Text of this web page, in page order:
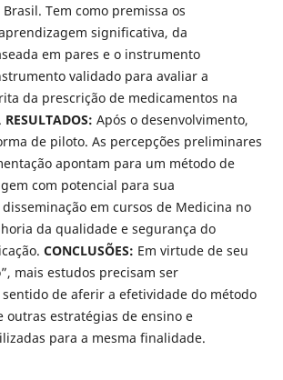
Tem como premissa os
significativa, da
em pares e o instrumento
validado para avaliar a
da prescrição de medicamentos na
RESULTADOS: Após o desenvolvimento,
de piloto. As percepções preliminares
apontam para um método de
com potencial para sua
em cursos de Medicina no
da qualidade e segurança do
CONCLUSÕES: Em virtude de seu
mais estudos precisam ser
de aferir a efetividade do método
outras estratégias de ensino e
para a mesma finalidade.